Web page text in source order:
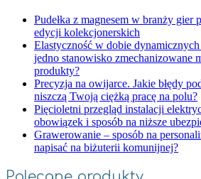
Pudełka z magnesem w branży gier
edycji kolekcjonerskich
Elastyczność w dobie
jedno stanowisko zmechanizowane
produkty?
Precyzja na owijarce. Jakie błędy
niszczą Twoją ciężką pracę na polu?
Pięcioletni przegląd instalacji
obowiązek i sposób na niższe
Grawerowanie – sposób na
napisać na biżuterii komunijnej?